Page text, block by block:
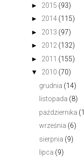
► 2015 (93)
► 2014 (115)
► 2013 (97)
► 2012 (132)
► 2011 (155)
▼
2010 (70)
grudnia (14)
listopada (8)
października
września (6)
sierpnia (9)
lipca (9)